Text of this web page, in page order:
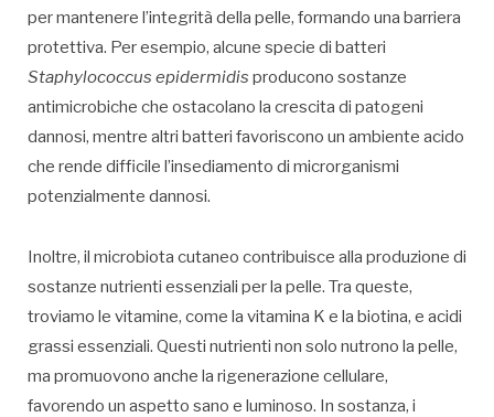
per mantenere l’integrità della pelle, formando una barriera
protettiva. Per esempio, alcune specie di batteri
Staphylococcus epidermidis producono sostanze
antimicrobiche che ostacolano la crescita di patogeni
dannosi, mentre altri batteri favoriscono un ambiente acido
che rende difficile l’insediamento di microrganismi
potenzialmente dannosi.
Inoltre, il microbiota cutaneo contribuisce alla produzione di
sostanze nutrienti essenziali per la pelle. Tra queste,
troviamo le vitamine, come la vitamina K e la biotina, e acidi
grassi essenziali. Questi nutrienti non solo nutrono la pelle,
ma promuovono anche la rigenerazione cellulare,
favorendo un aspetto sano e luminoso. In sostanza, i